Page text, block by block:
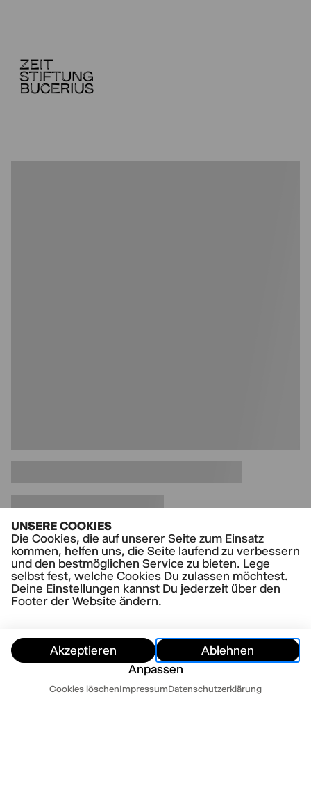
UNSERE COOKIES
Die Cookies, die auf unserer Seite zum Einsatz
kommen, helfen uns, die Seite laufend zu verbessern
und den bestmöglichen Service zu bieten. Lege
selbst fest, welche Cookies Du zulassen möchtest.
Deine Einstellungen kannst Du jederzeit über den
Footer der Website ändern.
Akzeptieren
Ablehnen
Anpassen
Cookies löschenImpressumDatenschutzerklärung
Termine